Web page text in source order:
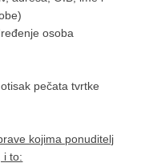
osoba
pečata tvrtke
kojima ponuditelj
i to: